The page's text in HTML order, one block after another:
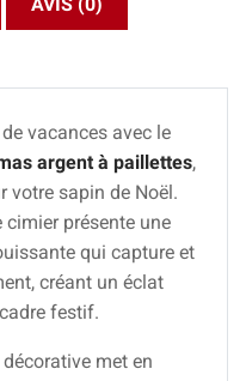
AVIS (0)
vacances avec le
argent à paillettes,
votre sapin de Noël.
cimier présente une
qui capture et
créant un éclat
festif.
met en